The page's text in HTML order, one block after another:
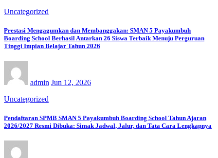
Uncategorized
Prestasi Mengagumkan dan Membanggakan: SMAN 5 Payakumbuh
Boarding School Berhasil Antarkan 26 Siswa Terbaik Menuju Perguruan
Tinggi Impian Belajar Tahun 2026
admin Jun 12, 2026
Uncategorized
Pendaftaran SPMB SMAN 5 Payakumbuh Boarding School Tahun Ajaran
2026/2027 Resmi Dibuka: Simak Jadwal, Jalur, dan Tata Cara Lengkapnya